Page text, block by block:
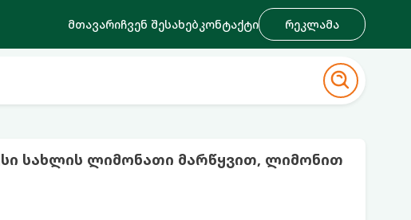
მთავარიჩვენ შესახებკონტაქტი რეკლამა
სახლის ლიმონათი მარწყვით, ლიმონით